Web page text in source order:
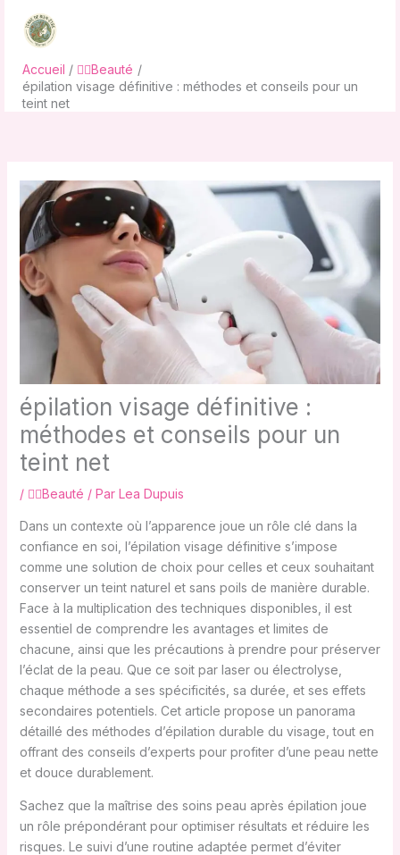
contenu
Accueil
💇‍♀️Beauté
épilation visage définitive : méthodes et conseils pour un
teint net
épilation visage définitive :
méthodes et conseils pour un
teint net
/ 💇‍♀️Beauté / Par Lea Dupuis
Dans un contexte où l’apparence joue un rôle clé dans la
confiance en soi, l’épilation visage définitive s’impose
comme une solution de choix pour celles et ceux souhaitant
conserver un teint naturel et sans poils de manière durable.
Face à la multiplication des techniques disponibles, il est
essentiel de comprendre les avantages et limites de
chacune, ainsi que les précautions à prendre pour préserver
l’éclat de la peau. Que ce soit par laser ou électrolyse,
chaque méthode a ses spécificités, sa durée, et ses effets
secondaires potentiels. Cet article propose un panorama
détaillé des méthodes d’épilation durable du visage, tout en
offrant des conseils d’experts pour profiter d’une peau nette
et douce durablement.
Sachez que la maîtrise des soins peau après épilation joue
un rôle prépondérant pour optimiser résultats et réduire les
risques. Le suivi d’une routine adaptée permet d’éviter